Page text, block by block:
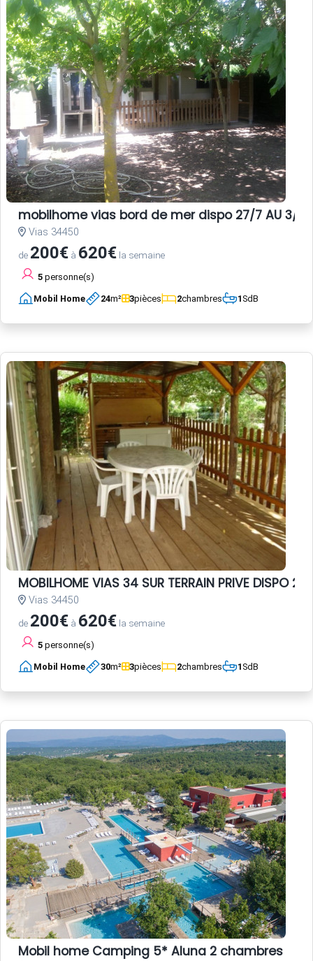
mobilhome vias bord de mer dispo 27/7 AU 3/8
Vias 34450
de 200€ à 620€ la semaine
5 personne(s)
Mobil Home 24m² 3pièces 2chambres 1SdB
MOBILHOME VIAS 34 SUR TERRAIN PRIVE DISPO 20
Vias 34450
de 200€ à 620€ la semaine
5 personne(s)
Mobil Home 30m² 3pièces 2chambres 1SdB
Mobil home Camping 5* Aluna 2 chambres